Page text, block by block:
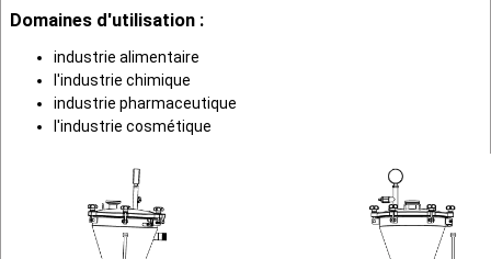
Domaines d'utilisation :
industrie alimentaire
l'industrie chimique
industrie pharmaceutique
l'industrie cosmétique